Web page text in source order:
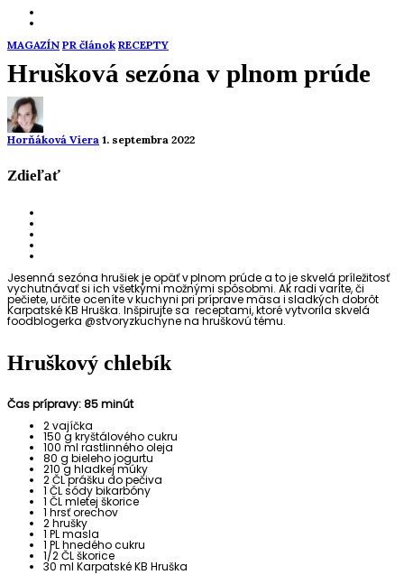
MAGAZÍN PR článok RECEPTY
Hrušková sezóna v plnom prúde
Horňáková Viera 1. septembra 2022
Zdieľať
Jesenná sezóna hrušiek je opäť v plnom prúde a to je skvelá príležitosť
vychutnávať si ich všetkými možnými spôsobmi. Ak radi varíte, či
pečiete, určite oceníte v kuchyni pri príprave mäsa i sladkých dobrôt
Karpatské KB Hruška. Inšpirujte sa receptami, ktoré vytvorila skvelá
foodblogerka @stvoryzkuchyne na hruškovú tému.
Hruškový chlebík
Čas prípravy:85 minút
2 vajíčka
150 g kryštálového cukru
100 ml rastlinného oleja
80 g bieleho jogurtu
210 g hladkej múky
2 ČL prášku do pečiva
1 ČL sódy bikarbóny
1 ČL mletej škorice
1 hrsť orechov
2 hrušky
1 PL masla
1 PL hnedého cukru
1/2 ČL škorice
30 ml Karpatské KB Hruška